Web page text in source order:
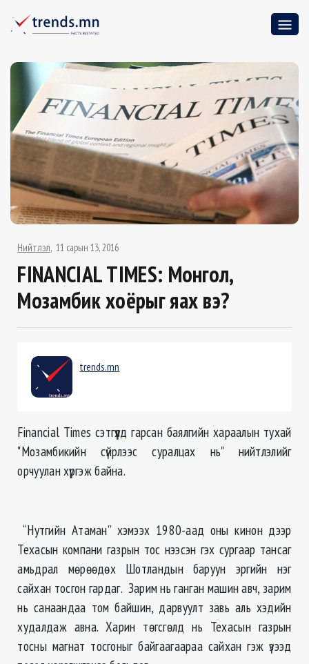
Нийтлэл 11 сарын 13, 2016
FINANCIAL TIMES: Монгол,
Мозамбик хоёрыг яах вэ?
trends.mn
Financial Times сэтгүүлд гарсан баялгийн хараалын тухай
"Мозамбикийн сүйрлээс суралцах нь" нийтлэлийг
орчуулан хүргэж байна.
“Нутгийн Атаман” хэмээх 1980-аад оны кинон дээр
Техасын компани газрын тос нээсэн гэх сургаар тансаг
амьдрал мөрөөдөх Шотландын баруун эргийн нэг
сайхан тосгон гардаг. Зарим нь ганган машин авч, зарим
нь санаандаа том байшин, дарвуулт завь аль хэдийн
худалдаж авна. Харин төгсгөлд нь Техасын газрын
тосны магнат тосгоныг байгаагаараа сайхан гэж үзээд